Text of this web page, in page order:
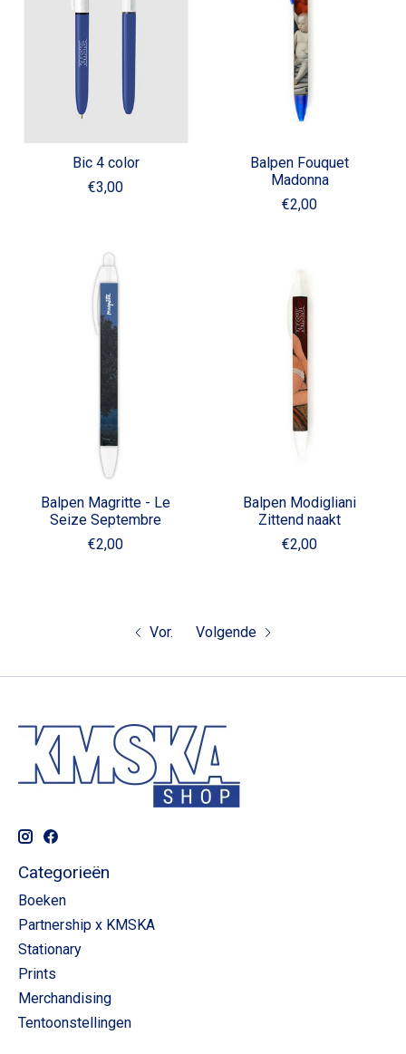
Bic 4 color
€3,00
Balpen Fouquet
Madonna
€2,00
Balpen Magritte - Le
Seize Septembre
€2,00
Balpen Modigliani
Zittend naakt
€2,00
Vor. Volgende
Categorieën
Boeken
Partnership x KMSKA
Stationary
Prints
Merchandising
Tentoonstellingen